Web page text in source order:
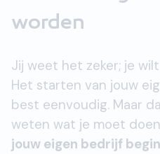
worden
Jij weet het zeker; je
Het starten van jouw
best eenvoudig. Maar
weten wat je moet
jouw eigen bedrijf